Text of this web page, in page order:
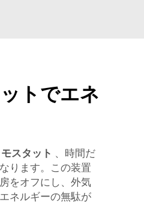
トでエネ
スタット 、時間だ
ります。この装置
をオフにし、外気
ネルギーの無駄が